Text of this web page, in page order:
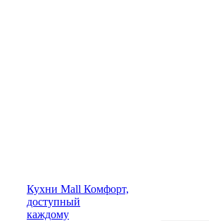
Кухни Mall Комфорт,
доступный
каждому